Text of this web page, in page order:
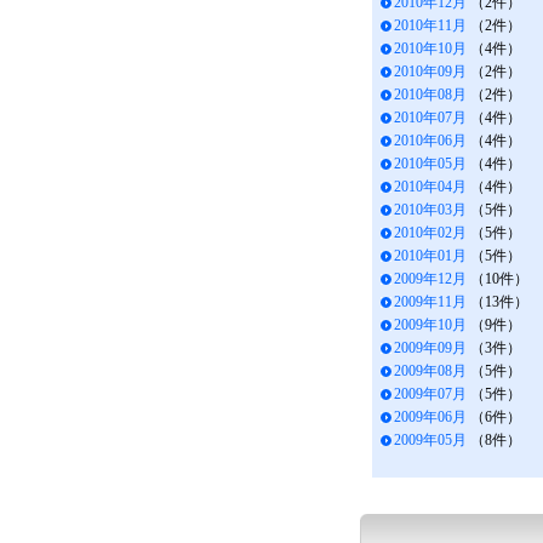
2010年11月
（2件）
2010年10月
（4件）
2010年09月
（2件）
2010年08月
（2件）
2010年07月
（4件）
2010年06月
（4件）
2010年05月
（4件）
2010年04月
（4件）
2010年03月
（5件）
2010年02月
（5件）
2010年01月
（5件）
2009年12月
（10件）
2009年11月
（13件）
2009年10月
（9件）
2009年09月
（3件）
2009年08月
（5件）
2009年07月
（5件）
2009年06月
（6件）
2009年05月
（8件）